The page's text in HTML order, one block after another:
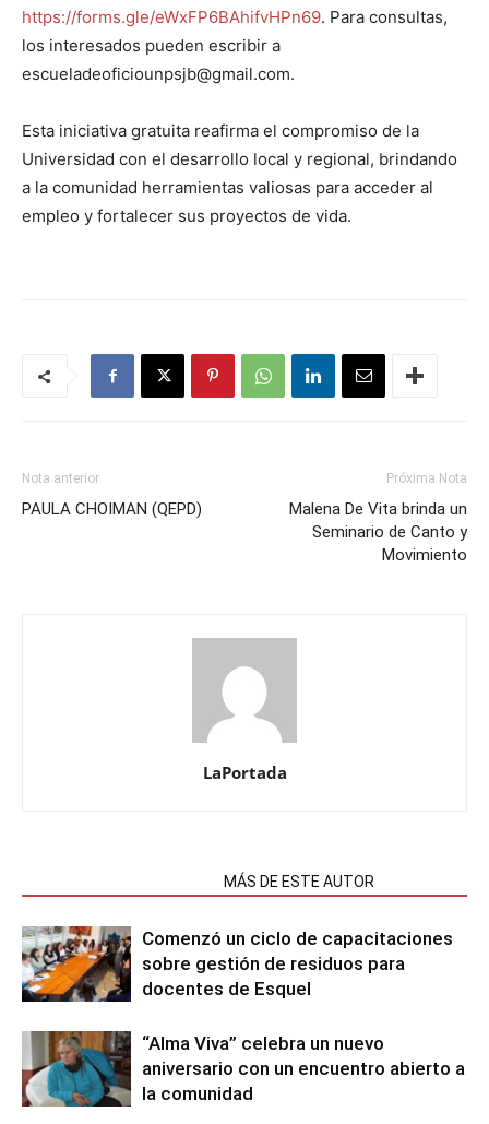
https://forms.gle/eWxFP6BAhifvHPn69. Para consultas,
los interesados pueden escribir a
escueladeoficiounpsjb@gmail.com.
Esta iniciativa gratuita reafirma el compromiso de la
Universidad con el desarrollo local y regional, brindando
a la comunidad herramientas valiosas para acceder al
empleo y fortalecer sus proyectos de vida.
Nota anterior
PAULA CHOIMAN (QEPD)
Próxima Nota
Malena De Vita brinda un
Seminario de Canto y
Movimiento
LaPortada
MÁS DE ESTE AUTOR
Comenzó un ciclo de capacitaciones
sobre gestión de residuos para
docentes de Esquel
“Alma Viva” celebra un nuevo
aniversario con un encuentro abierto a
la comunidad